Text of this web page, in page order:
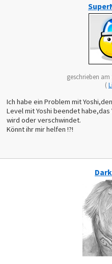
geschrieben am
(
Ich habe ein Problem mit
Level mit Yoshi beendet
wird oder verschwindet.
Könnt ihr mir helfen !?!